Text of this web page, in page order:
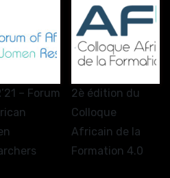
– Forum
2è édition du
Colloque
Africain de la
Formation 4.0